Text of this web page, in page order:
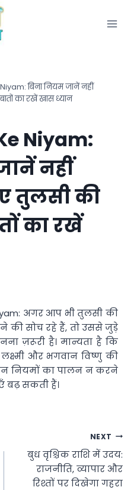
बिना नियम जानें नहीं
का रखें खास ध्यान
Niyam:
नहीं
तुलसी की
का रखें
अगर आप भी तुलसी की
की सोच रहे हैं, तो उससे जुड़े
ज़रूरी है। मान्यता है कि
और भगवान विष्णु की
नियमों का पालन न करने
सकती हैं।
NEXT
बुध वृश्चिक राशि में उदय:
राजनीति, व्यापार और
रिश्तों पर दिखेगा गहरा